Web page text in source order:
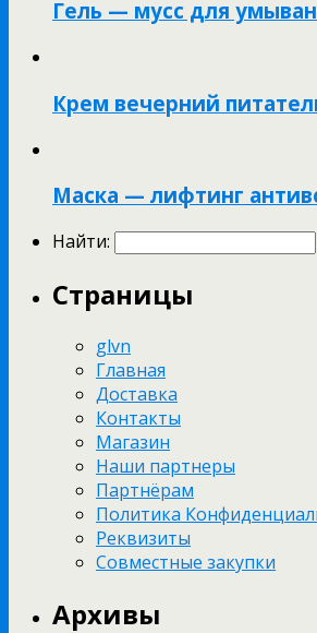
Гель — мусс для
Крем вечерний
Маска — лифтинг
Найти:
Страницы
glvn
Главная
Доставка
Контакты
Магазин
Наши партнеры
Партнёрам
Политика
Реквизиты
Совместные закупки
Архивы